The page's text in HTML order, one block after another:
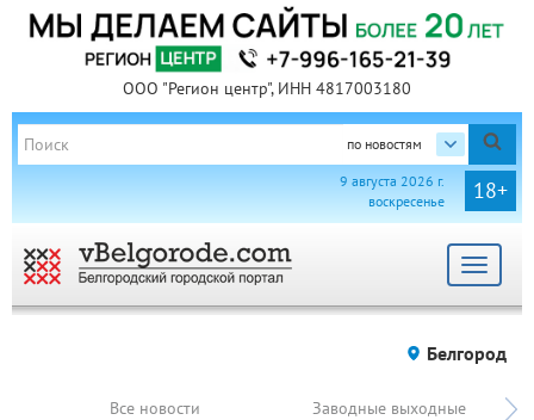
ООО "Регион центр", ИНН 4817003180
по новостям
18+
9 августа 2026 г.
воскресенье
Toggle
Белгород
Все новости Заводные выходные